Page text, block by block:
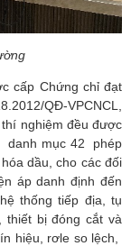
cấp Chứng chỉ đạt
QĐ-VPCNCL,
nghiệm đều được
danh mục 42 phép
dầu, cho các đối
áp danh định đến
thống tiếp địa, tụ
thiết bị đóng cắt và
hiệu, rơle so lệch,